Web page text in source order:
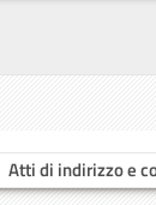
Atti di indirizzo e